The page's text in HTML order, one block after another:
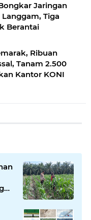
Jaringan
Tiga
Berantai
Ribuan
Tanam 2.500
Kantor KONI